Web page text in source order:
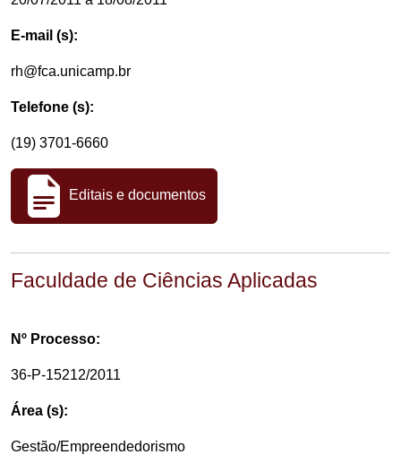
E-mail (s):
rh@fca.unicamp.br
Telefone (s):
(19) 3701-6660
Editais e documentos
Faculdade de Ciências Aplicadas
Nº Processo:
36-P-15212/2011
Área (s):
Gestão/Empreendedorismo